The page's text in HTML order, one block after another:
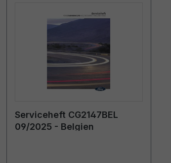
Serviceheft CG2147BEL
09/2025 - Belgien